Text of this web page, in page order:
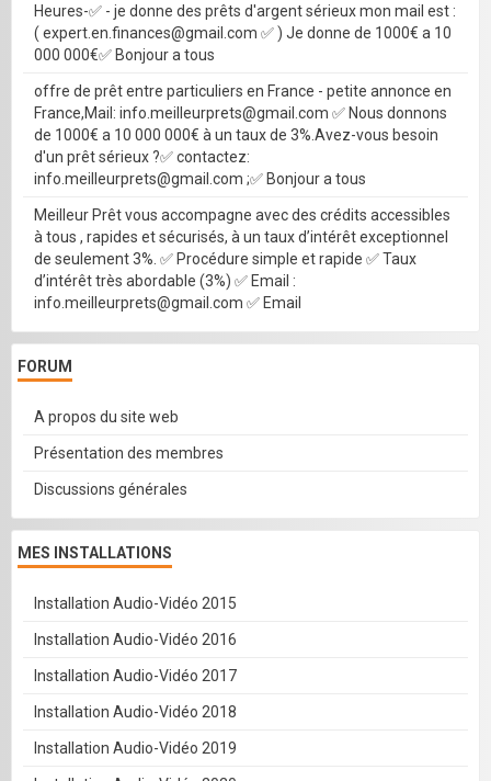
Heures-✅ - je donne des prêts d'argent sérieux mon mail est :
( expert.en.finances@gmail.com ✅ ) Je donne de 1000€ a 10
000 000€✅ Bonjour a tous
offre de prêt entre particuliers en France - petite annonce en
France,Mail: info.meilleurprets@gmail.com ✅ Nous donnons
de 1000€ a 10 000 000€ à un taux de 3%.Avez-vous besoin
d'un prêt sérieux ?✅ contactez:
info.meilleurprets@gmail.com ;✅ Bonjour a tous
Meilleur Prêt vous accompagne avec des crédits accessibles
à tous , rapides et sécurisés, à un taux d’intérêt exceptionnel
de seulement 3%. ✅ Procédure simple et rapide ✅ Taux
d’intérêt très abordable (3%) ✅ Email :
info.meilleurprets@gmail.com ✅ Email
FORUM
A propos du site web
Présentation des membres
Discussions générales
MES INSTALLATIONS
Installation Audio-Vidéo 2015
Installation Audio-Vidéo 2016
Installation Audio-Vidéo 2017
Installation Audio-Vidéo 2018
Installation Audio-Vidéo 2019